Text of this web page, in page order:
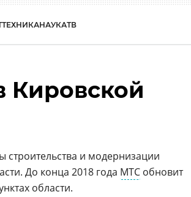
ТЕХНИКАНАУКАТВ
Кировской
и модернизации
До конца 2018 года МТС обновит
области.